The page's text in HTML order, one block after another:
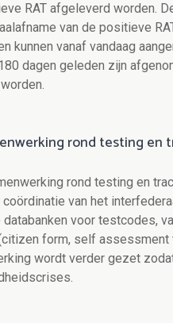
RAT afgeleverd worden.
van de positieve
kunnen vanaf vandaag
dagen geleden zijn
rond testing en
rond testing en
van het
voor testcodes,
form, self
wordt verder gezet